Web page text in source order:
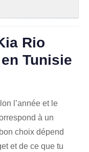
Rio
Tunisie
l’année et le
à un
choix dépend
et de ce que tu